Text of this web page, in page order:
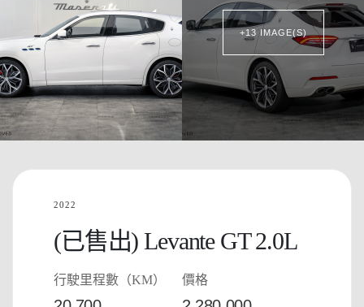
+13 IMAGE(S)
2022
(已售出) Levante GT 2.0L
行駛里程數（KM） 價格